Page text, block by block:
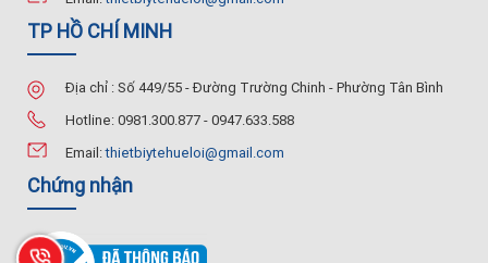
TP HỒ CHÍ MINH
Địa chỉ : Số 449/55 - Đường Trường Chinh - Phường Tân Bình
Hotline: 0981.300.877 - 0947.633.588
Email:thietbiytehueloi@gmail.com
Chứng nhận